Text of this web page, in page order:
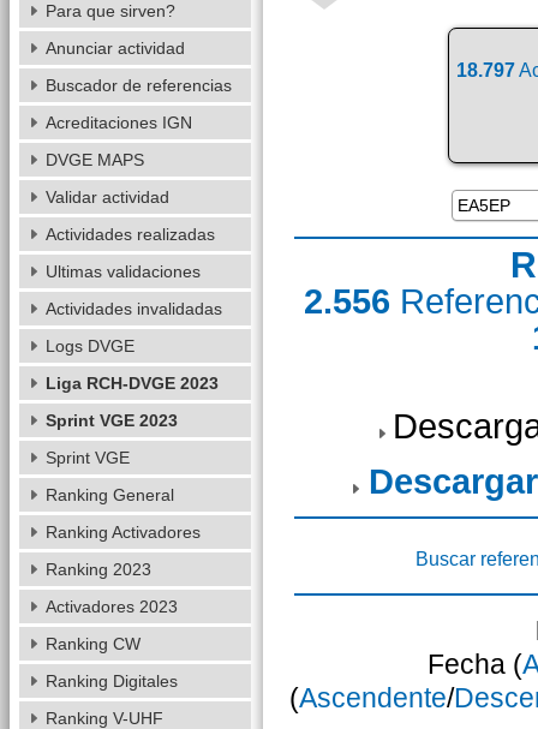
18.797
2.556
Buscar
Fecha (
(Ascendente/
Para que sirven?
Anunciar actividad
Buscador de referencias
Acreditaciones IGN
DVGE MAPS
Validar actividad
Actividades realizadas
Ultimas validaciones
Actividades invalidadas
Logs DVGE
Liga RCH-DVGE 2023
Sprint VGE 2023
Sprint VGE
Ranking General
Ranking Activadores
Ranking 2023
Activadores 2023
Ranking CW
Ranking Digitales
Ranking V-UHF